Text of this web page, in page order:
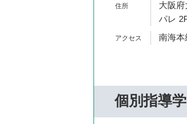
大阪
パレ
南海本
個別指導